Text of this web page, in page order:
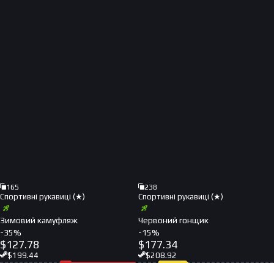
165
Спортивні рукавиці (★)
Зимовий камуфляж
-35%
$127.78
$199.44
238
Спортивні рукавиці (★)
Червоний гонщик
-15%
$177.34
$208.92